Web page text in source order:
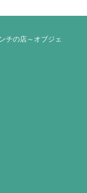
チの店～オブジェ